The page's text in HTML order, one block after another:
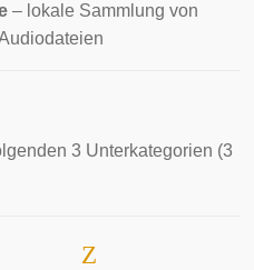
– lokale Sammlung von
3 Unterkategorien (3
Z